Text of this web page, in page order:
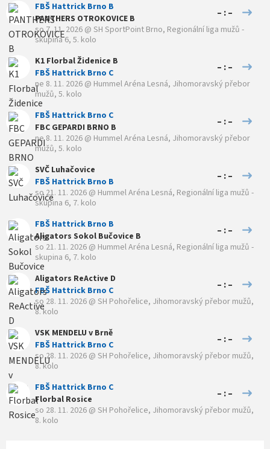
FBŠ Hattrick Brno B
PANTHERS OTROKOVICE B
– : –
so 7. 11. 2026 @ SH SportPoint Brno, Regionální liga mužů -
skupina 6, 5. kolo
K1 Florbal Židenice B
FBŠ Hattrick Brno C
– : –
ne 8. 11. 2026 @ Hummel Aréna Lesná, Jihomoravský přebor
mužů, 5. kolo
FBŠ Hattrick Brno C
FBC GEPARDI BRNO B
– : –
ne 8. 11. 2026 @ Hummel Aréna Lesná, Jihomoravský přebor
mužů, 5. kolo
SVČ Luhačovice
FBŠ Hattrick Brno B
– : –
so 21. 11. 2026 @ Hummel Aréna Lesná, Regionální liga mužů -
skupina 6, 7. kolo
FBŠ Hattrick Brno B
Aligators Sokol Bučovice B
– : –
so 21. 11. 2026 @ Hummel Aréna Lesná, Regionální liga mužů -
skupina 6, 7. kolo
Aligators ReActive D
FBŠ Hattrick Brno C
– : –
so 28. 11. 2026 @ SH Pohořelice, Jihomoravský přebor mužů,
8. kolo
VSK MENDELU v Brně
FBŠ Hattrick Brno C
– : –
so 28. 11. 2026 @ SH Pohořelice, Jihomoravský přebor mužů,
8. kolo
FBŠ Hattrick Brno C
Florbal Rosice
– : –
so 28. 11. 2026 @ SH Pohořelice, Jihomoravský přebor mužů,
8. kolo